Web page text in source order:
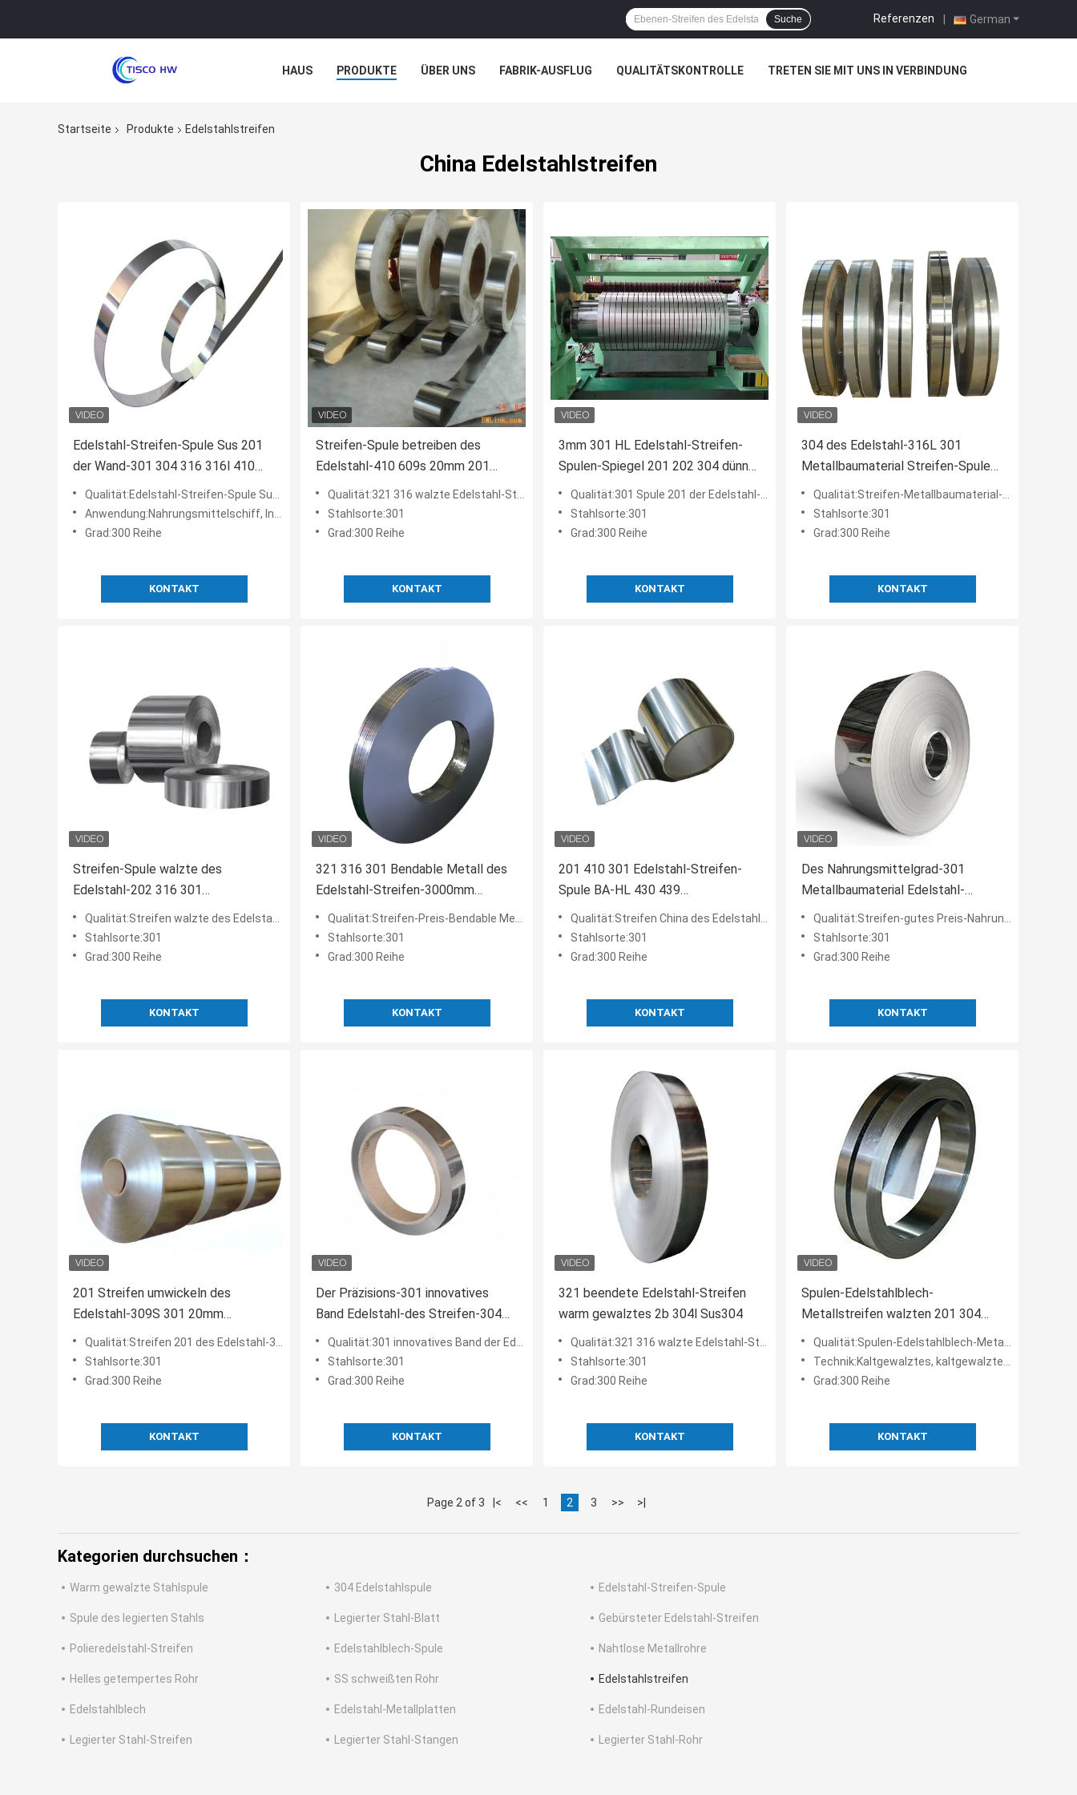
German
Referenzen |
Suche
HAUS PRODUKTE ÜBER UNS FABRIK-AUSFLUG QUALITÄTSKONTROLLE TRETEN SIE MIT UNS IN VERBINDUNG
Startseite
Produkte Edelstahlstreifen
China Edelstahlstreifen
Edelstahl-Streifen-Spule Sus 201
der Wand-301 304 316 316l 410
430Qualität:Edelstahl-Streifen-Spule Sus 201 der Wand-301 304 316 316l 410 430
Anwendung:Nahrungsmittelschiff, Industrie, Bau, usw.
Grad:300 Reihe
KONTAKT
Streifen-Spule betreiben des
Edelstahl-410 609s 20mm 201
316L 304
Qualität:321 316 walzte Edelstahl-Streifen 304l Sus304 301 warm gewalztes beendetes 2b kalt
Stahlsorte:301
Grad:300 Reihe
KONTAKT
3mm 301 HL Edelstahl-Streifen-
Spulen-Spiegel 201 202 304 dünne
Breite
Qualität:301 Spule 201 der Edelstahl-Streifen-hohen Qualität 3mm 202 304
Stahlsorte:301
Grad:300 Reihe
KONTAKT
304 des Edelstahl-316L 301
Metallbaumaterial Streifen-Spulen-
des Spiegel-2000mm
Qualität:Streifen-Metallbaumaterial-Spule 201 des Edelstahl-301 304 316L
Stahlsorte:301
Grad:300 Reihe
KONTAKT
Streifen-Spule walzte des
Edelstahl-202 316 301
Metallbaumaterial kalt
Qualität:Streifen walzte des Edelstahl-202 316 301 Spulen-Metallbaumaterial kalt
Stahlsorte:301
Grad:300 Reihe
KONTAKT
321 316 301 Bendable Metall des
Edelstahl-Streifen-3000mm
kaltgewalzt
Qualität:Streifen-Preis-Bendable Metall walzte des Edelstahl-321 316 304 301 kalt
Stahlsorte:301
Grad:300 Reihe
KONTAKT
201 410 301 Edelstahl-Streifen-
Spule BA-HL 430 439
Metallbaumaterial
Qualität:Streifen China des Edelstahl-301 umwickeln 201 410 420 421 430 439 Metallbaumaterial
Stahlsorte:301
Grad:300 Reihe
KONTAKT
Des Nahrungsmittelgrad-301
Metallbaumaterial Edelstahl-
Streifen-der Spulen-1000mm
Qualität:Streifen-gutes Preis-Nahrungsmittelgrad-Spulen-Metallbaumaterial des Edelstahl-301
Stahlsorte:301
Grad:300 Reihe
KONTAKT
201 Streifen umwickeln des
Edelstahl-309S 301 20mm
Schweißens-Metallbaumaterial
Qualität:Streifen 201 des Edelstahl-301 Spulen-Metallbaumaterial des Grad-304 309S
Stahlsorte:301
Grad:300 Reihe
KONTAKT
Der Präzisions-301 innovatives
Band Edelstahl-des Streifen-304
der Spulen-SS316L 430
Qualität:301 innovatives Band der Edelstahl-Streifen-Präzisions-304 der Spulen-SS316 SS316L 430
Stahlsorte:301
Grad:300 Reihe
KONTAKT
321 beendete Edelstahl-Streifen
warm gewalztes 2b 304l Sus304
Qualität:321 316 walzte Edelstahl-Streifen 304l Sus304 301 warm gewalztes beendetes 2b kalt
Stahlsorte:301
Grad:300 Reihe
KONTAKT
Spulen-Edelstahlblech-
Metallstreifen walzten 201 304
316 316L 410 430 kalt
Qualität:Spulen-Edelstahlblech-Metallstreifen walzten 201 304 316 316L 410 430 kalt
Technik:Kaltgewalztes, kaltgewalztes warm gewalztes
Grad:300 Reihe
KONTAKT
Page 2 of 3 |< << 1 2 3 >> >|
Kategorien durchsuchen：
Warm gewalzte Stahlspule 304 Edelstahlspule Edelstahl-Streifen-Spule
Spule des legierten Stahls Legierter Stahl-Blatt Gebürsteter Edelstahl-Streifen
Polieredelstahl-Streifen Edelstahlblech-Spule Nahtlose Metallrohre
Helles getempertes Rohr SS schweißten Rohr Edelstahlstreifen
Edelstahlblech Edelstahl-Metallplatten Edelstahl-Rundeisen
Legierter Stahl-Streifen Legierter Stahl-Stangen Legierter Stahl-Rohr